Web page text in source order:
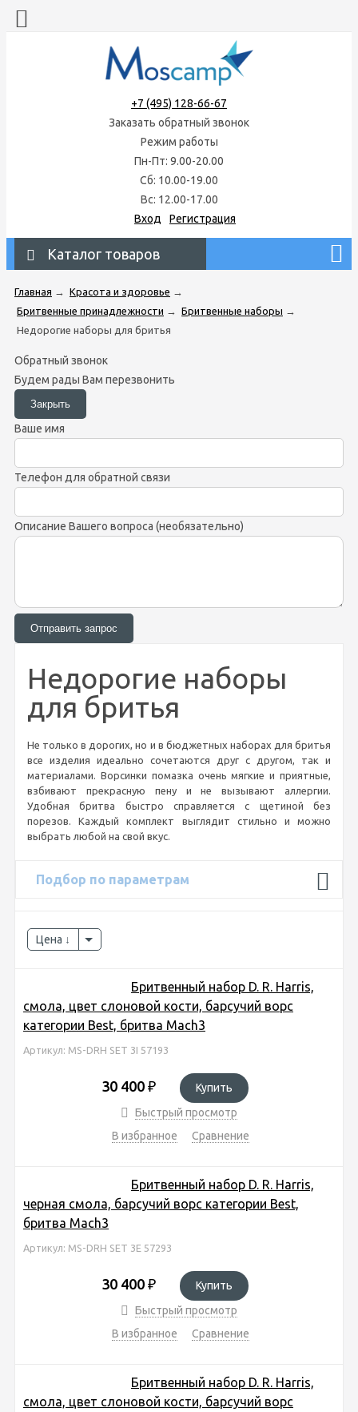
+7 (495) 128-66-67
Заказать обратный звонок
Режим работы
Пн-Пт: 9.00-20.00
Сб: 10.00-19.00
Вс: 12.00-17.00
Вход
Регистрация
Каталог товаров
Главная → Красота и здоровье →
Бритвенные принадлежности → Бритвенные наборы →
Недорогие наборы для бритья
Обратный звонок
Будем рады Вам перезвонить
Ваше имя
Телефон для обратной связи
Описание Вашего вопроса (необязательно)
Недорогие наборы
для бритья
Не только в дорогих, но и в бюджетных наборах для бритья
все изделия идеально сочетаются друг с другом, так и
материалами. Ворсинки помазка очень мягкие и приятные,
взбивают прекрасную пену и не вызывают аллергии.
Удобная бритва быстро справляется с щетиной без
порезов. Каждый комплект выглядит стильно и можно
выбрать любой на свой вкус.
Подбор по параметрам
Цена
Бритвенный набор D. R. Harris,
смола, цвет слоновой кости, барсучий ворс
категории Best, бритва Mach3
Артикул: MS-DRH SET 3I 57193
30 400 ₽
Купить
Быстрый просмотр
В избранное
Сравнение
Бритвенный набор D. R. Harris,
черная смола, барсучий ворс категории Best,
бритва Mach3
Артикул: MS-DRH SET 3E 57293
30 400 ₽
Купить
Быстрый просмотр
В избранное
Сравнение
Бритвенный набор D. R. Harris,
смола, цвет слоновой кости, барсучий ворс